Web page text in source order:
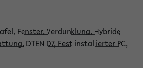
Fenster, Verdunklung, Hybride
DTEN D7, Fest installierter PC,